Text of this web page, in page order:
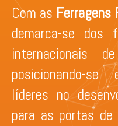
Com as Ferragens
demarca-se dos
internacionais
posicionando-
líderes no
para as portas de